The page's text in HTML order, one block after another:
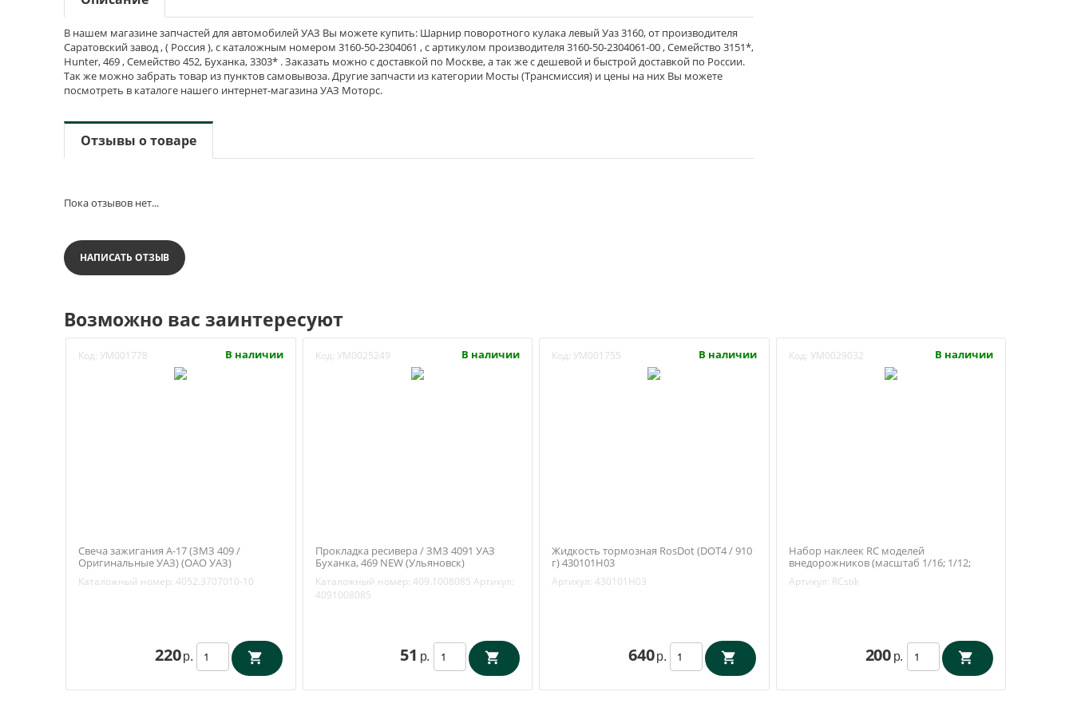
В нашем магазине запчастей для автомобилей УАЗ Вы можете купить: Шарнир поворотного кулака левый Уаз 3160, от производителя
Саратовский завод , ( Россия ), с каталожным номером 3160-50-2304061 , с артикулом производителя 3160-50-2304061-00 , Семейство 3151*,
Hunter, 469 , Семейство 452, Буханка, 3303* . Заказать можно с доставкой по Москве, а так же с дешевой и быстрой доставкой по России.
Так же можно забрать товар из пунктов самовывоза. Другие запчасти из категории Мосты (Трансмиссия) и цены на них Вы можете
посмотреть в каталоге нашего интернет-магазина УАЗ Моторс.
Отзывы о товаре
Пока отзывов нет...
НАПИСАТЬ ОТЗЫВ
Возможно вас заинтересуют
Код: УМ001778 В наличии
Свеча зажигания А-17 (ЗМЗ 409 /
Оригинальные УАЗ) (ОАО УАЗ)
Каталожный номер: 4052.3707010-10
220 р.
Код: УМ0025249 В наличии
Прокладка ресивера / ЗМЗ 4091 УАЗ
Буханка, 469 NEW (Ульяновск)
Каталожный номер: 409.1008085 Артикул:
4091008085
51 р.
Код: УМ001755 В наличии
Жидкость тормозная RosDot (DOT4 / 910
г) 430101H03
Артикул: 430101H03
640 р.
Код: УМ0029032 В наличии
Набор наклеек RC моделей
внедорожников (масштаб 1/16; 1/12;
Артикул: RCstik
200 р.